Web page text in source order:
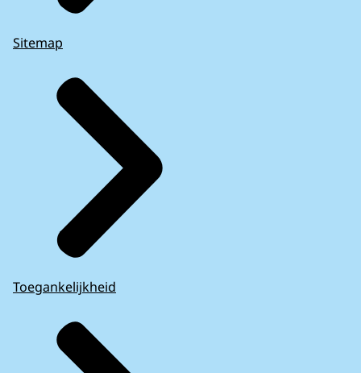
Sitemap
Toegankelijkheid